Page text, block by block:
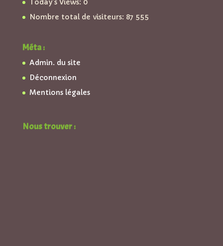
Today's Views: 0
Nombre total de visiteurs: 87 555
Méta :
Admin. du site
Déconnexion
Mentions légales
Nous trouver :